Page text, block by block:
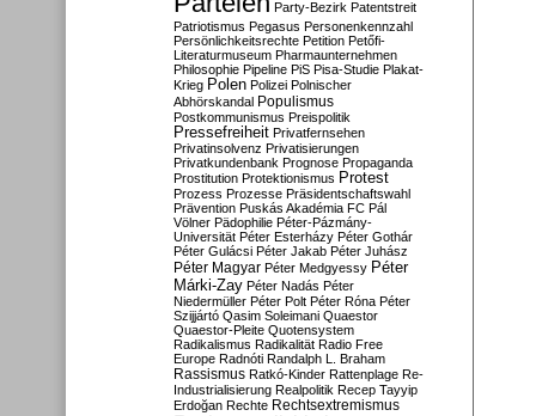
Party-Bezirk Patentstreit
Patriotismus Pegasus Personenkennzahl
Persönlichkeitsrechte Petition Petőfi-
Literaturmuseum Pharmaunternehmen
Philosophie Pipeline PiS Pisa-Studie Plakat-
Krieg Polen Polizei Polnischer
Abhörskandal Populismus
Postkommunismus Preispolitik
Pressefreiheit Privatfernsehen
Privatinsolvenz Privatisierungen
Privatkundenbank Prognose Propaganda
Prostitution Protektionismus Protest
Prozess Prozesse Präsidentschaftswahl
Prävention Puskás Akadémia FC Pál
Völner Pädophilie Péter-Pázmány-
Universität Péter Esterházy Péter Gothár
Péter Gulácsi Péter Jakab Péter Juhász
Péter Magyar Péter Medgyessy Péter
Márki-Zay Péter Nadás Péter
Niedermüller Péter Polt Péter Róna Péter
Szijjártó Qasim Soleimani Quaestor
Quaestor-Pleite Quotensystem
Radikalismus Radikalität Radio Free
Europe Radnóti Randalph L. Braham
Rassismus Ratkó-Kinder Rattenplage Re-
Industrialisierung Realpolitik Recep Tayyip
Erdoğan Rechte Rechtsextremismus